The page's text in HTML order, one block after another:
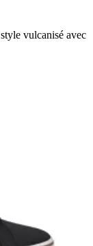
vulcanisé avec